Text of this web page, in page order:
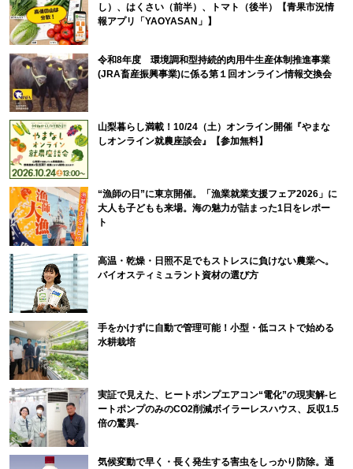
し）、はくさい（前半）、トマト（後半）【青果市況情
報アプリ「YAOYASAN」】
令和8年度 環境調和型持続的肉用牛生産体制推進事業
(JRA畜産振興事業)に係る第１回オンライン情報交換会
山梨暮らし満載！10/24（土）オンライン開催『やまな
しオンライン就農座談会』【参加無料】
“漁師の日”に東京開催。「漁業就業支援フェア2026」に
大人も子どもも来場。海の魅力が詰まった1日をレポー
ト
高温・乾燥・日照不足でもストレスに負けない農業へ。
バイオスティミュラント資材の選び方
手をかけずに自動で管理可能！小型・低コストで始める
水耕栽培
実証で見えた、ヒートポンプエアコン“電化”の現実解-ヒ
ートポンプのみのCO2削減ボイラーレスハウス、反収1.5
倍の驚異-
気候変動で早く・長く発生する害虫をしっかり防除。通